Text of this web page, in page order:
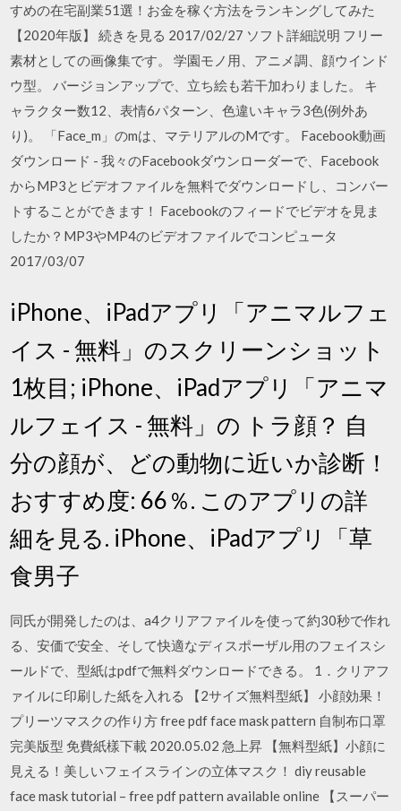
すめの在宅副業51選！お金を稼ぐ方法をランキングしてみた
【2020年版】 続きを見る 2017/02/27 ソフト詳細説明 フリー
素材としての画像集です。 学園モノ用、アニメ調、顔ウインド
ウ型。 バージョンアップで、立ち絵も若干加わりました。 キ
ャラクター数12、表情6パターン、色違いキャラ3色(例外あ
り)。 「Face_m」のmは、マテリアルのMです。 Facebook動画
ダウンロード - 我々のFacebookダウンローダーで、Facebook
からMP3とビデオファイルを無料でダウンロードし、コンバー
トすることができます！ Facebookのフィードでビデオを見ま
したか？MP3やMP4のビデオファイルでコンピュータ
2017/03/07
iPhone、iPadアプリ「アニマルフェ
イス - 無料」のスクリーンショット
1枚目; iPhone、iPadアプリ「アニマ
ルフェイス - 無料」の トラ顔？ 自
分の顔が、どの動物に近いか診断！
おすすめ度: 66％. このアプリの詳
細を見る. iPhone、iPadアプリ「草
食男子
同氏が開発したのは、a4クリアファイルを使って約30秒で作れ
る、安価で安全、そして快適なディスポーザル用のフェイスシ
ールドで、型紙はpdfで無料ダウンロードできる。 1．クリアフ
ァイルに印刷した紙を入れる 【2サイズ無料型紙】 小顔効果！
プリーツマスクの作り方 free pdf face mask pattern 自制布口罩
完美版型 免費紙樣下載 2020.05.02 急上昇 【無料型紙】小顔に
見える！美しいフェイスラインの立体マスク！ diy reusable
face mask tutorial – free pdf pattern available online 【スーパー